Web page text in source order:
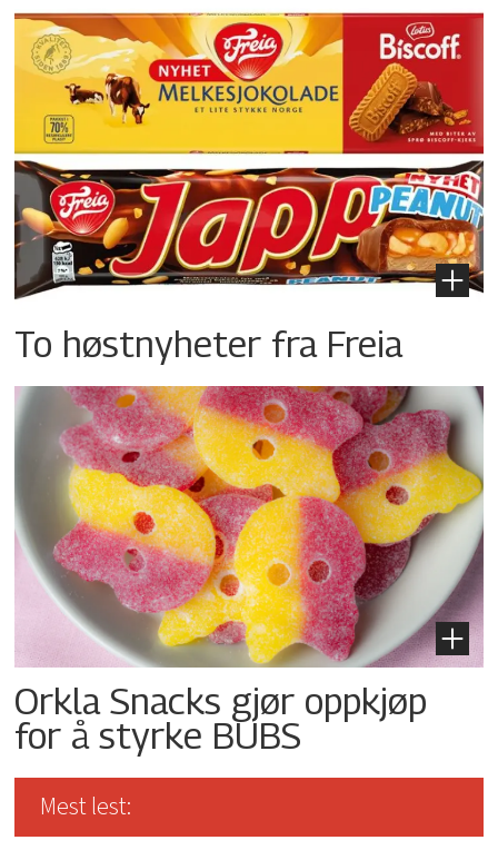
To høstnyheter fra Freia
Orkla Snacks gjør oppkjøp
for å styrke BUBS
Mest lest: